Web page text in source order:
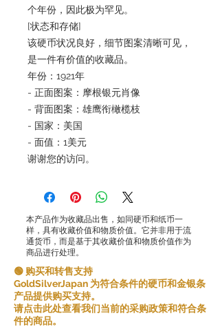
个年份，因此极为罕见。
[状态和存储]
该硬币状况良好，细节图案清晰可见，
是一件有价值的收藏品。
年份：1921年
- 正面图案：摩根银元肖像
- 背面图案：雄鹰衔橄榄枝
- 国家：美国
- 面值：1美元
谢谢您的访问。
本产品作为收藏品出售，如同硬币和纸币一
样，具有收藏价值和物质价值。它并非用于流
通货币，而是基于其收藏价值和物质价值作为
商品进行处理。
🟢 购买和转售支持
GoldSilverJapan 为符合条件的硬币和金银条
产品提供购买支持。
请点击此处查看我们当前的采购政策和符合条
件的商品。